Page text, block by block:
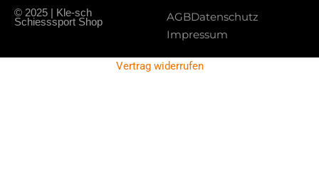
© 2025 | Kle-sch
Schiesssport Shop AGBDatenschutz
Impressum
Vertrag widerrufen